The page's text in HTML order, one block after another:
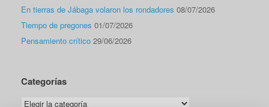
En tierras de Jábaga volaron los rondadores 08/07/2026
Tiempo de pregones 01/07/2026
Pensamiento crítico 29/06/2026
Categorías
Categorías